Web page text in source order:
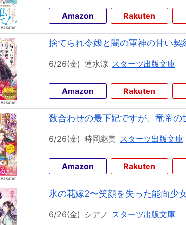
Amazon Rakuten
捨てられ令嬢と闇の軍神の甘い契
6/26(金) 蓮水涼 スターツ出版文庫
Amazon Rakuten
数合わせの最下妃ですが、竜帝の
6/26(金) 時岡継美 スターツ出版文庫
Amazon Rakuten
氷の花嫁2〜笑顔を失った能面少
6/26(金) シアノ スターツ出版文庫